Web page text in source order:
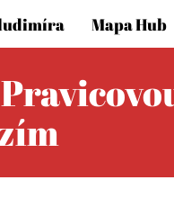
Mapa Hub